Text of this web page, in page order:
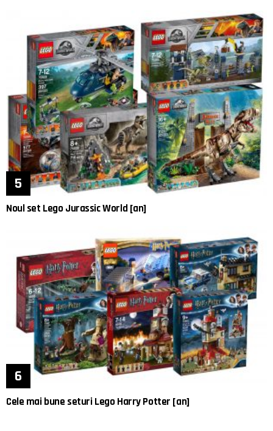
Noul set Lego Jurassic World [an]
Cele mai bune seturi Lego Harry Potter [an]